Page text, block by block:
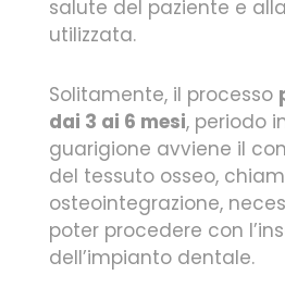
salute del paziente e
utilizzata.
Solitamente, il processo
dai 3 ai 6 mesi, periodo
guarigione avviene il
del tessuto osseo,
osteointegrazione,
poter procedere con
dell’impianto dentale.